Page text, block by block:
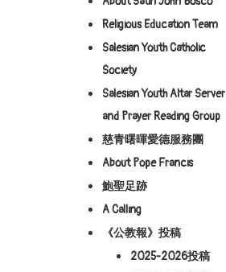
Religious Education Team
Salesian Youth Catholic
Society
Salesian Youth Altar Server
and Prayer Reading Group
慈青曙暉愛德服務團
About Pope Francis
鮑聖足跡
A Calling
《公教報》投稿
2025-2026投稿